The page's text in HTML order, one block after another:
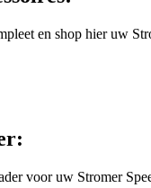
en shop hier uw
voor uw Stromer